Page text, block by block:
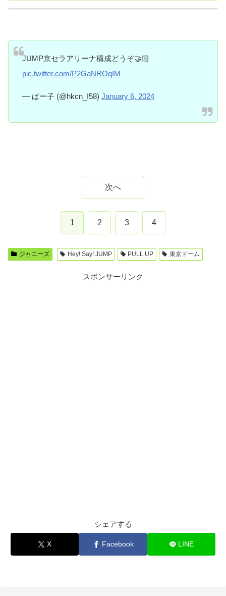
JUMP京セラアリーナ構成どうぞ🤝🏻
pic.twitter.com/P2GaNROqIM
— ぱー子 (@hkcn_I58) January 6, 2024
次へ
1 2 3 4
ジャニーズ Hey! Say! JUMP PULL UP 東京ドーム
スポンサーリンク
シェアする
X Facebook LINE